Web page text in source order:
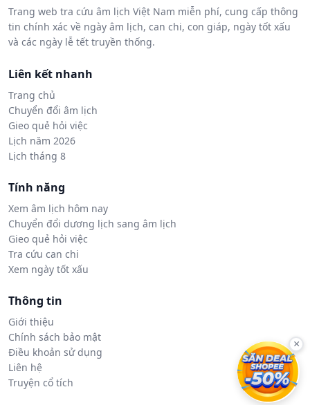
Trang web tra cứu âm lịch Việt Nam miễn phí, cung cấp thông
tin chính xác về ngày âm lịch, can chi, con giáp, ngày tốt xấu
và các ngày lễ tết truyền thống.
Liên kết nhanh
Trang chủ
Chuyển đổi âm lịch
Gieo quẻ hỏi việc
Lịch năm 2026
Lịch tháng 8
Tính năng
Xem âm lịch hôm nay
Chuyển đổi dương lịch sang âm lịch
Gieo quẻ hỏi việc
Tra cứu can chi
Xem ngày tốt xấu
Thông tin
Giới thiệu
Chính sách bảo mật
Điều khoản sử dụng
Liên hệ
Truyện cổ tích
×